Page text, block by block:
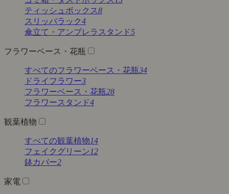
ティッシュボックス8
スリッパラック4
傘立て・アンブレラスタンド5
フラワーベース・花瓶
すべてのフラワーベース・花瓶34
ドライフラワー3
フラワーベース・花瓶28
フラワースタンド4
観葉植物
すべての観葉植物14
フェイクグリーン12
鉢カバー2
家電